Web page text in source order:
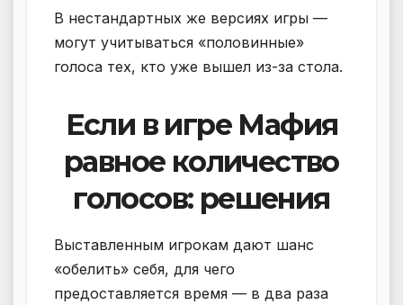
В нестандартных же версиях игры —
могут учитываться «половинные»
голоса тех, кто уже вышел из-за стола.
Если в игре Мафия
равное количество
голосов: решения
Выставленным игрокам дают шанс
«обелить» себя, для чего
предоставляется время — в два раза